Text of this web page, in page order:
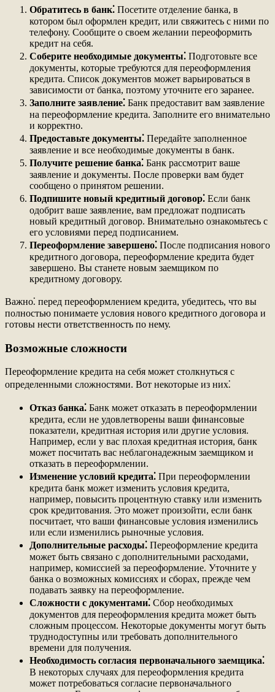
Обратитесь в банк⁚ Посетите отделение банка, в
котором был оформлен кредит, или свяжитесь с ними по
телефону. Сообщите о своем желании переоформить
кредит на себя.
Соберите необходимые документы⁚ Подготовьте все
документы, которые требуются для переоформления
кредита. Список документов может варьироваться в
зависимости от банка, поэтому уточните его заранее.
Заполните заявление⁚ Банк предоставит вам заявление
на переоформление кредита. Заполните его внимательно
и корректно.
Предоставьте документы⁚ Передайте заполненное
заявление и все необходимые документы в банк.
Получите решение банка⁚ Банк рассмотрит ваше
заявление и документы. После проверки вам будет
сообщено о принятом решении.
Подпишите новый кредитный договор⁚ Если банк
одобрит ваше заявление, вам предложат подписать
новый кредитный договор. Внимательно ознакомьтесь с
его условиями перед подписанием.
Переоформление завершено⁚ После подписания нового
кредитного договора, переоформление кредита будет
завершено. Вы станете новым заемщиком по
кредитному договору.
Важно⁚ перед переоформлением кредита, убедитесь, что вы
полностью понимаете условия нового кредитного договора и
готовы нести ответственность по нему.
Возможные сложности
Переоформление кредита на себя может столкнуться с
определенными сложностями. Вот некоторые из них⁚
Отказ банка⁚ Банк может отказать в переоформлении
кредита, если не удовлетворены ваши финансовые
показатели, кредитная история или другие условия.
Например, если у вас плохая кредитная история, банк
может посчитать вас неблагонадежным заемщиком и
отказать в переоформлении.
Изменение условий кредита⁚ При переоформлении
кредита банк может изменить условия кредита,
например, повысить процентную ставку или изменить
срок кредитования. Это может произойти, если банк
посчитает, что ваши финансовые условия изменились
или если изменились рыночные условия.
Дополнительные расходы⁚ Переоформление кредита
может быть связано с дополнительными расходами,
например, комиссией за переоформление. Уточните у
банка о возможных комиссиях и сборах, прежде чем
подавать заявку на переоформление.
Сложности с документами⁚ Сбор необходимых
документов для переоформления кредита может быть
сложным процессом. Некоторые документы могут быть
труднодоступны или требовать дополнительного
времени для получения.
Необходимость согласия первоначального заемщика⁚
В некоторых случаях для переоформления кредита
может потребоваться согласие первоначального